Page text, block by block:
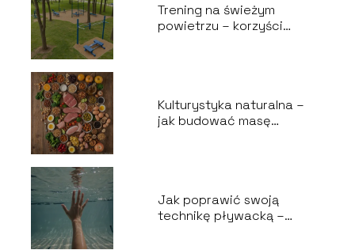
Trening na świeżym
powietrzu – korzyści
Kulturystyka naturalna –
jak budować masę
Jak poprawić swoją
technikę pływacką –